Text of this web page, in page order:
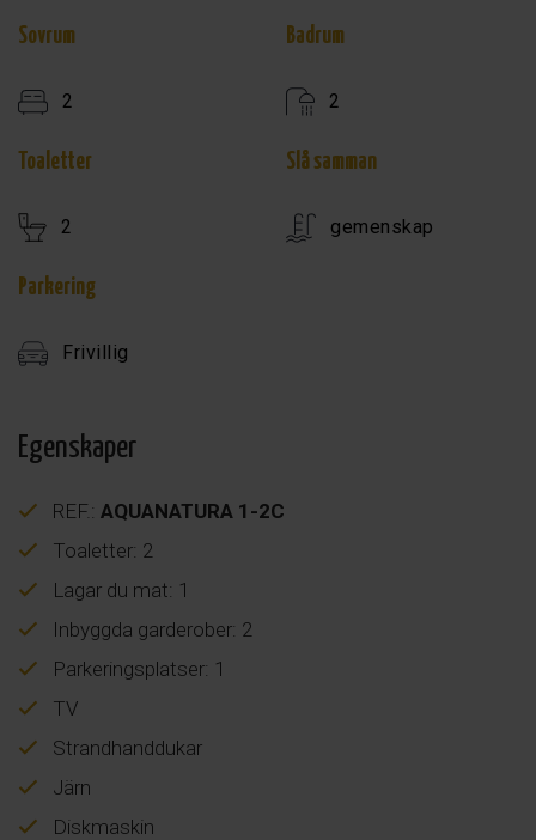
Sovrum
2
Badrum
2
Toaletter
2
Slå samman
gemenskap
Parkering
Frivillig
Egenskaper
REF.: AQUANATURA 1-2C
Toaletter: 2
Lagar du mat: 1
Inbyggda garderober: 2
Parkeringsplatser: 1
TV
Strandhanddukar
Järn
Diskmaskin